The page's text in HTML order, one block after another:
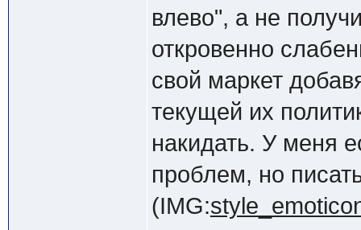
влево", а не
откровенно
свой маркет
текущей их
накидать. У меня
проблем, но
(IMG: